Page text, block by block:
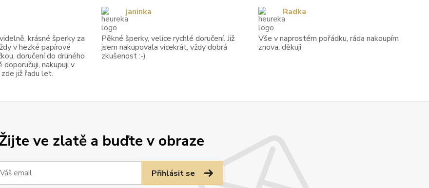
ve zlatě a buďte v obraze
Přihlásit se
krásné šperky za
v hezké papírové
doručení do druhého
doporučuji, nakupuji v
již řadu let.
Pěkné šperky, velice rychlé doručení. Již
jsem nakupovala vícekrát, vždy dobrá
zkušenost :-)
janinka
Vše v naprostém pořádku, ráda nakoupím
znova. děkuji
Radka